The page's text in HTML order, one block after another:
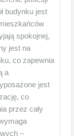
budynku jest
spokojnej,
jest na
co zapewnia
a
jest
co
przez cały
–